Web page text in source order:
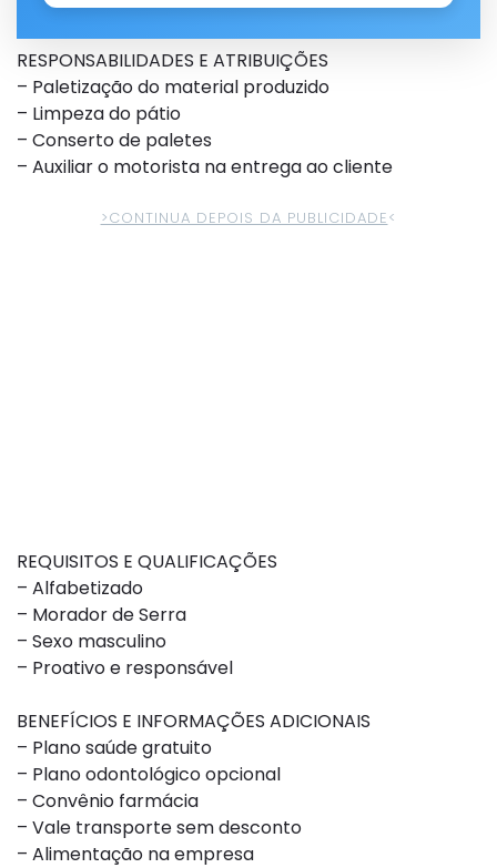
RESPONSABILIDADES E ATRIBUIÇÕES
– Paletização do material produzido
– Limpeza do pátio
– Conserto de paletes
– Auxiliar o motorista na entrega ao cliente
>CONTINUA DEPOIS DA PUBLICIDADE<
REQUISITOS E QUALIFICAÇÕES
– Alfabetizado
– Morador de Serra
– Sexo masculino
– Proativo e responsável
BENEFÍCIOS E INFORMAÇÕES ADICIONAIS
– Plano saúde gratuito
– Plano odontológico opcional
– Convênio farmácia
– Vale transporte sem desconto
– Alimentação na empresa